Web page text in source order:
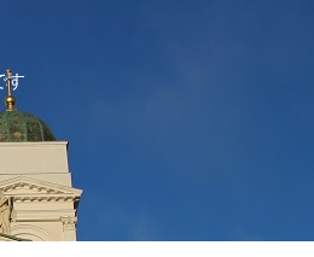
す